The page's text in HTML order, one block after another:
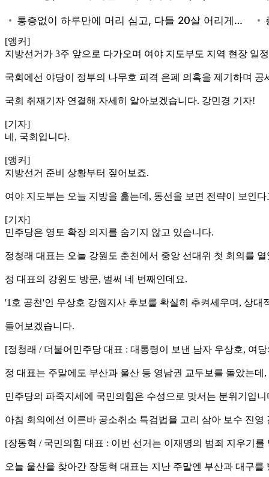
[앵커]
지방선거가 3주 앞으로 다가오며 여야 지도부도 지역 현장 일
국회에선 야당이 정부의 나무호 피격 은폐 의혹을 제기하며
국회 취재기자 연결해 자세히 알아보겠습니다. 강민경 기자!
[기자]
네, 국회입니다.
[앵커]
지방선거 준비 상황부터 짚어보죠.
여야 지도부는 오늘 지방을 훑는데, 동선을 보면 전략이 보인다
[기자]
민주당은 영토 확장 의지를 숨기지 않고 있습니다.
정청래 대표는 오늘 강원도 춘천에서 중앙 선대위 첫 회의를
정 대표의 강원도 방문, 벌써 네 번째인데요.
'1호 공천'인 우상호 강원지사 후보를 확실히 추켜세우며, 상
들어보겠습니다.
[정청래 / 더불어민주당 대표 : 대통령이 보낸 남자 우상호, 여
정 대표는 주말에도 부산과 울산 등 영남권 교두보를 돌았는
민주당의 파죽지세에 국민의힘은 수성으로 맞서는 분위기입니
아침 회의에선 이른바 공소취소 특검법을 고리 삼아 보수 진
[장동혁 / 국민의힘 대표 : 이번 선거는 이재명의 범죄 지우기
오늘 울산을 찾아간 장동혁 대표는 지난 주말엔 부산과 대구